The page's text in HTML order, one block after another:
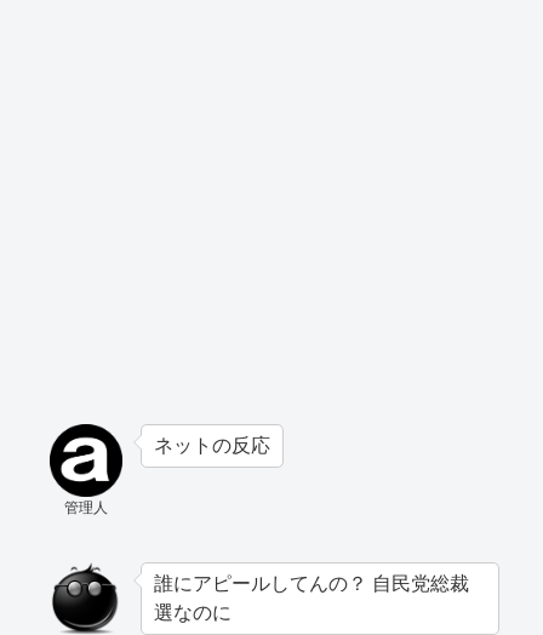
管理人
ネットの反応
誰にアピールしてんの？ 自民党総裁
選なのに